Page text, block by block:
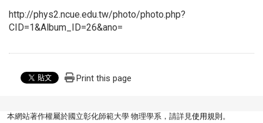
http://phys2.ncue.edu.tw/photo/photo.php?
CID=1&Album_ID=26&ano=
Print this page
本網站著作權屬於國立彰化師範大學 物理學系，請詳見使用規則 。